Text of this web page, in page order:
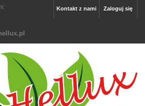
Zaloguj się
Kontakt z nami